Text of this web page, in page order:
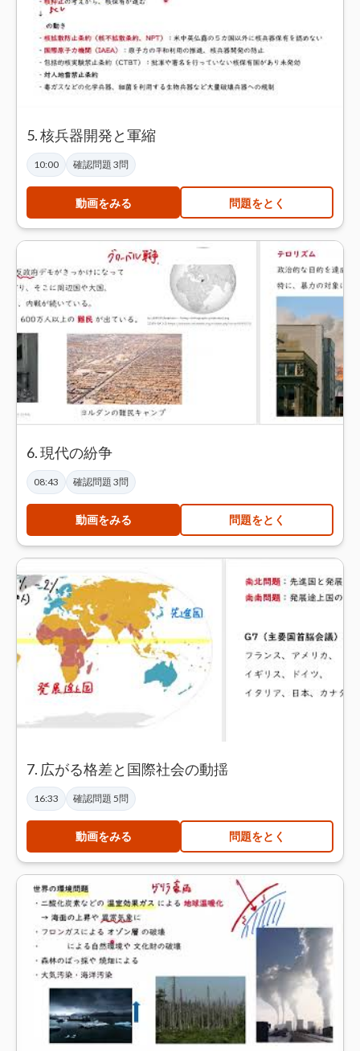
5. 核兵器開発と軍縮
10:00 確認問題 3問
動画をみる 問題をとく
6. 現代の紛争
08:43 確認問題 3問
動画をみる 問題をとく
7. 広がる格差と国際社会の動揺
16:33 確認問題 5問
動画をみる 問題をとく